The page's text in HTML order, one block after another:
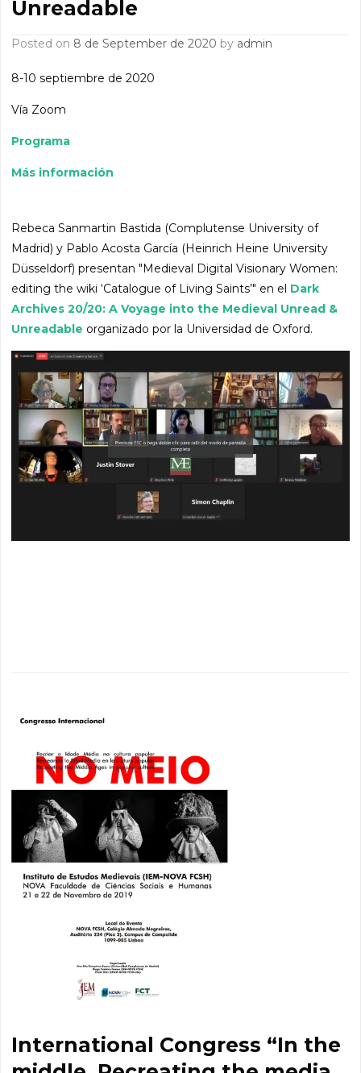
Unreadable
Posted on 8 de September de 2020 by admin
8-10 septiembre de 2020
Vía Zoom
Programa
Más información
Rebeca Sanmartin Bastida (Complutense University of
Madrid) y Pablo Acosta García (Heinrich Heine University
Düsseldorf) presentan "Medieval Digital Visionary Women:
editing the wiki ‘Catalogue of Living Saints’" en el Dark
Archives 20/20: A Voyage into the Medieval Unread &
Unreadable organizado por la Universidad de Oxford.
International Congress “In the